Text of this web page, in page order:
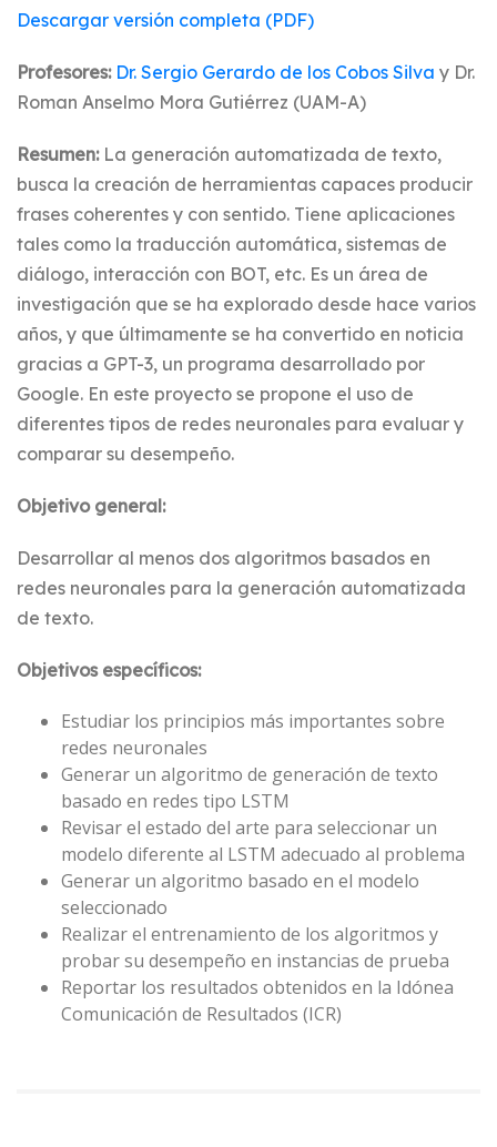
Descargar versión completa (PDF)
Profesores: Dr. Sergio Gerardo de los Cobos Silva y Dr.
Roman Anselmo Mora Gutiérrez (UAM-A)
Resumen: La generación automatizada de texto,
busca la creación de herramientas capaces producir
frases coherentes y con sentido. Tiene aplicaciones
tales como la traducción automática, sistemas de
diálogo, interacción con BOT, etc. Es un área de
investigación que se ha explorado desde hace varios
años, y que últimamente se ha convertido en noticia
gracias a GPT-3, un programa desarrollado por
Google. En este proyecto se propone el uso de
diferentes tipos de redes neuronales para evaluar y
comparar su desempeño.
Objetivo general:
Desarrollar al menos dos algoritmos basados en
redes neuronales para la generación automatizada
de texto.
Objetivos específicos:
Estudiar los principios más importantes sobre
redes neuronales
Generar un algoritmo de generación de texto
basado en redes tipo LSTM
Revisar el estado del arte para seleccionar un
modelo diferente al LSTM adecuado al problema
Generar un algoritmo basado en el modelo
seleccionado
Realizar el entrenamiento de los algoritmos y
probar su desempeño en instancias de prueba
Reportar los resultados obtenidos en la Idónea
Comunicación de Resultados (ICR)